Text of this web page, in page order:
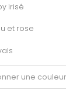
irisé
et rose